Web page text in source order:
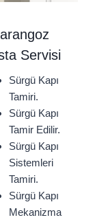
Servisi
Sürgü Kapı
Tamiri.
Sürgü Kapı
Tamir Edilir.
Sürgü Kapı
Sistemleri
Tamiri.
Sürgü Kapı
Mekanizma